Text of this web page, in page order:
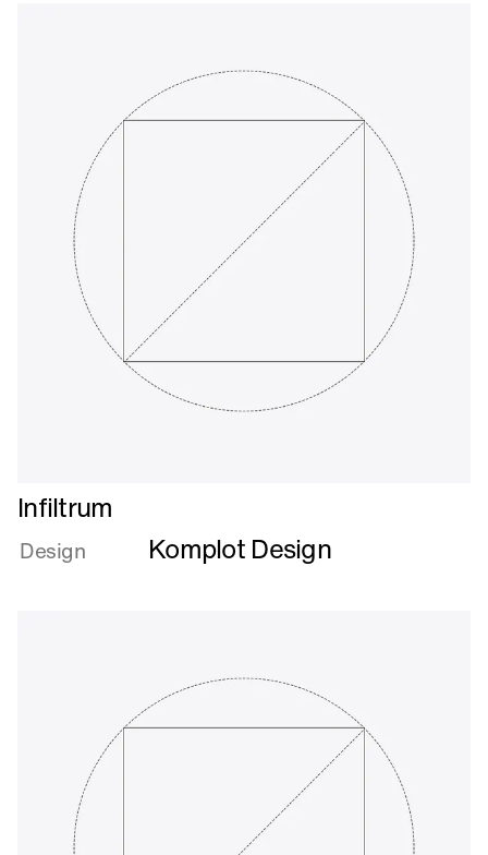
Læs
mere
om
Infiltrum
Design Komplot Design